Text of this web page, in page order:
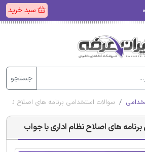
سبد خرید
جستجو
سوالات استخدامی برنامه های اصلاح نظام
های اصلاح نظام اداری با جواب